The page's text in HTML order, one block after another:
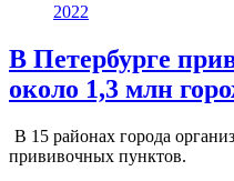
2022
В Петербурге
около 1,3 млн
В 15 районах города
прививочных пунктов.